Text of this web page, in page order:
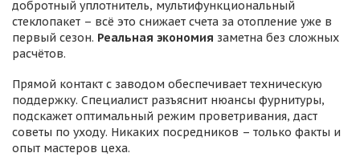
добротный уплотнитель, мультифункциональный
стеклопакет – всё это снижает счета за отопление уже в
первый сезон. Реальная экономия заметна без сложных
расчётов.
Прямой контакт с заводом обеспечивает техническую
поддержку. Специалист разъяснит нюансы фурнитуры,
подскажет оптимальный режим проветривания, даст
советы по уходу. Никаких посредников – только факты и
опыт мастеров цеха.